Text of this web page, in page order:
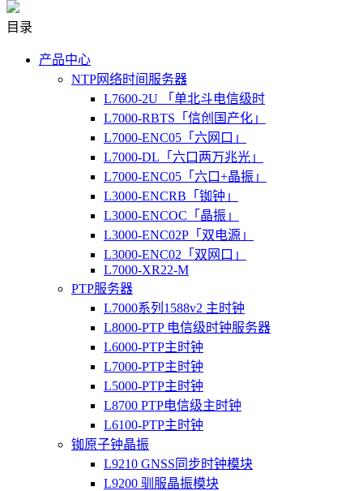
目录
产品中心
NTP网络时间服务器
L7600-2U 「单北斗电信级时
L7000-RBTS「信创国产化」
L7000-ENC05「六网口」
L7000-DL「六口两万兆光」
L7000-ENC05「六口+晶振」
L3000-ENCRB「铷钟」
L3000-ENCOC「晶振」
L3000-ENC02P「双电源」
L3000-ENC02「双网口」
L7000-XR22-M
PTP服务器
L7000系列1588v2 主时钟
L8000-PTP 电信级时钟服务器
L6000-PTP主时钟
L7000-PTP主时钟
L5000-PTP主时钟
L8700 PTP电信级主时钟
L6100-PTP主时钟
铷原子钟晶振
L9210 GNSS同步时钟模块
L9200 驯服晶振模块